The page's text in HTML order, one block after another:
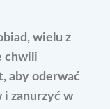
wielu z
chwili
aby oderwać
i zanurzyć w